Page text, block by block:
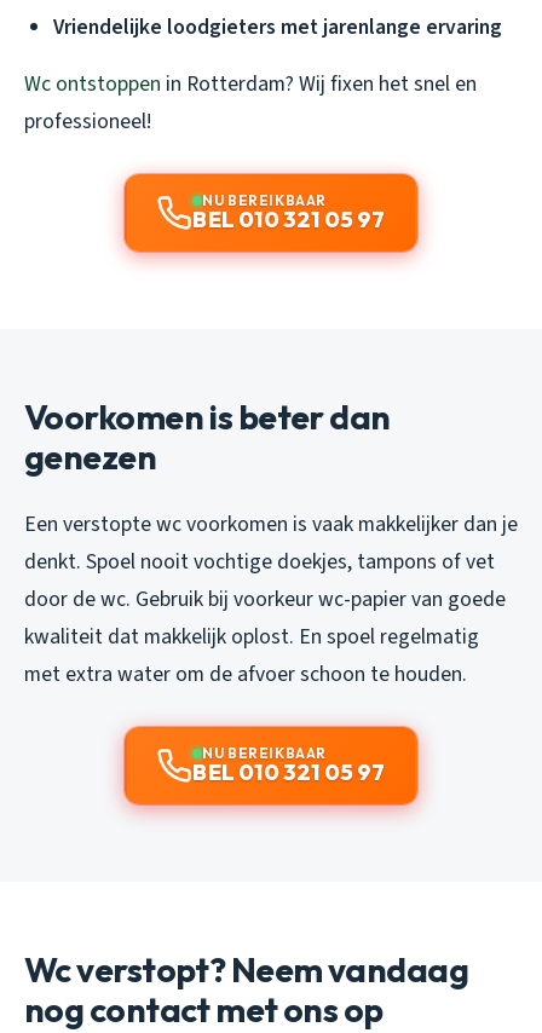
Vriendelijke loodgieters met jarenlange ervaring
Wc ontstoppen in Rotterdam? Wij fixen het snel en
professioneel!
NU BEREIKBAAR
BEL 010 321 05 97
Voorkomen is beter dan
genezen
Een verstopte wc voorkomen is vaak makkelijker dan je
denkt. Spoel nooit vochtige doekjes, tampons of vet
door de wc. Gebruik bij voorkeur wc-papier van goede
kwaliteit dat makkelijk oplost. En spoel regelmatig
met extra water om de afvoer schoon te houden.
NU BEREIKBAAR
BEL 010 321 05 97
Wc verstopt? Neem vandaag
nog contact met ons op